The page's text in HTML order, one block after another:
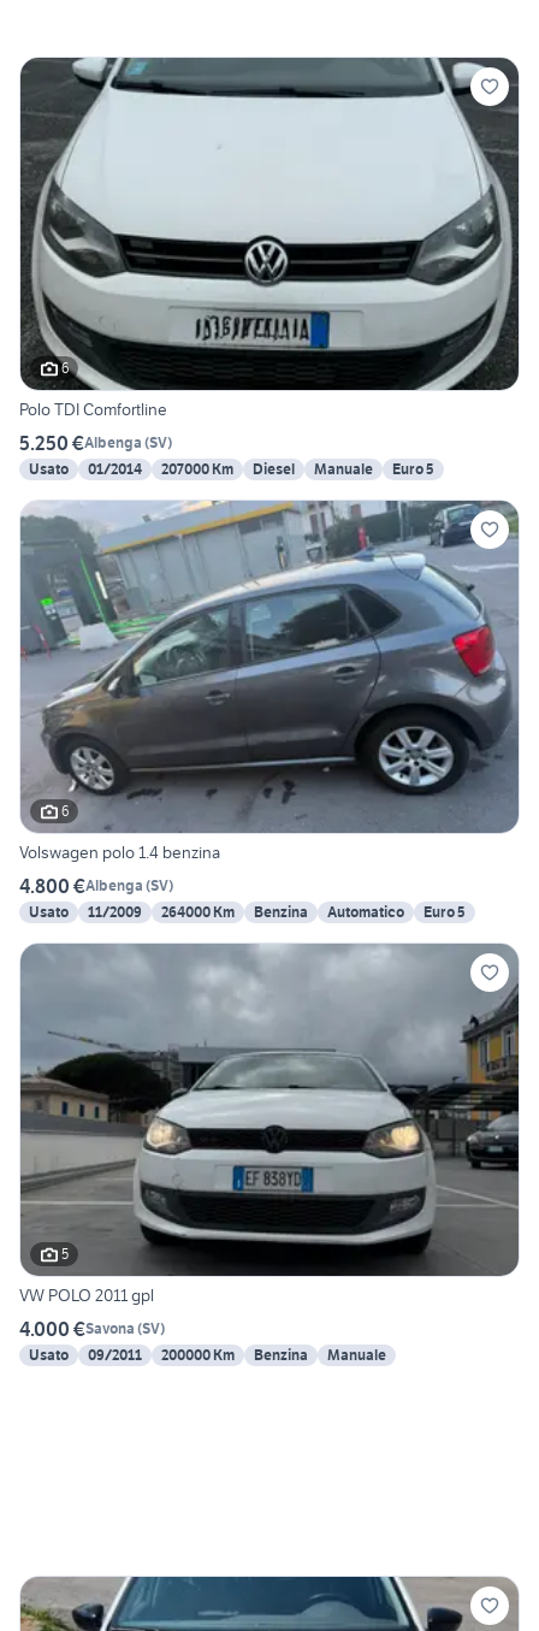
6
Polo TDI Comfortline
5.250 €Albenga (SV)
Usato
01/2014 207000 Km Diesel Manuale Euro 5
6
Volswagen polo 1.4 benzina
4.800 €Albenga (SV)
Usato
11/2009 264000 Km Benzina Automatico Euro 5
5
VW POLO 2011 gpl
4.000 €Savona (SV)
Usato
09/2011 200000 Km Benzina Manuale